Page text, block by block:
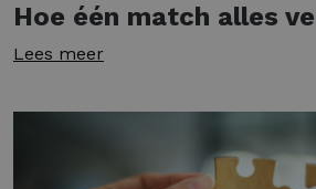
Hoe één match alles
Lees meer